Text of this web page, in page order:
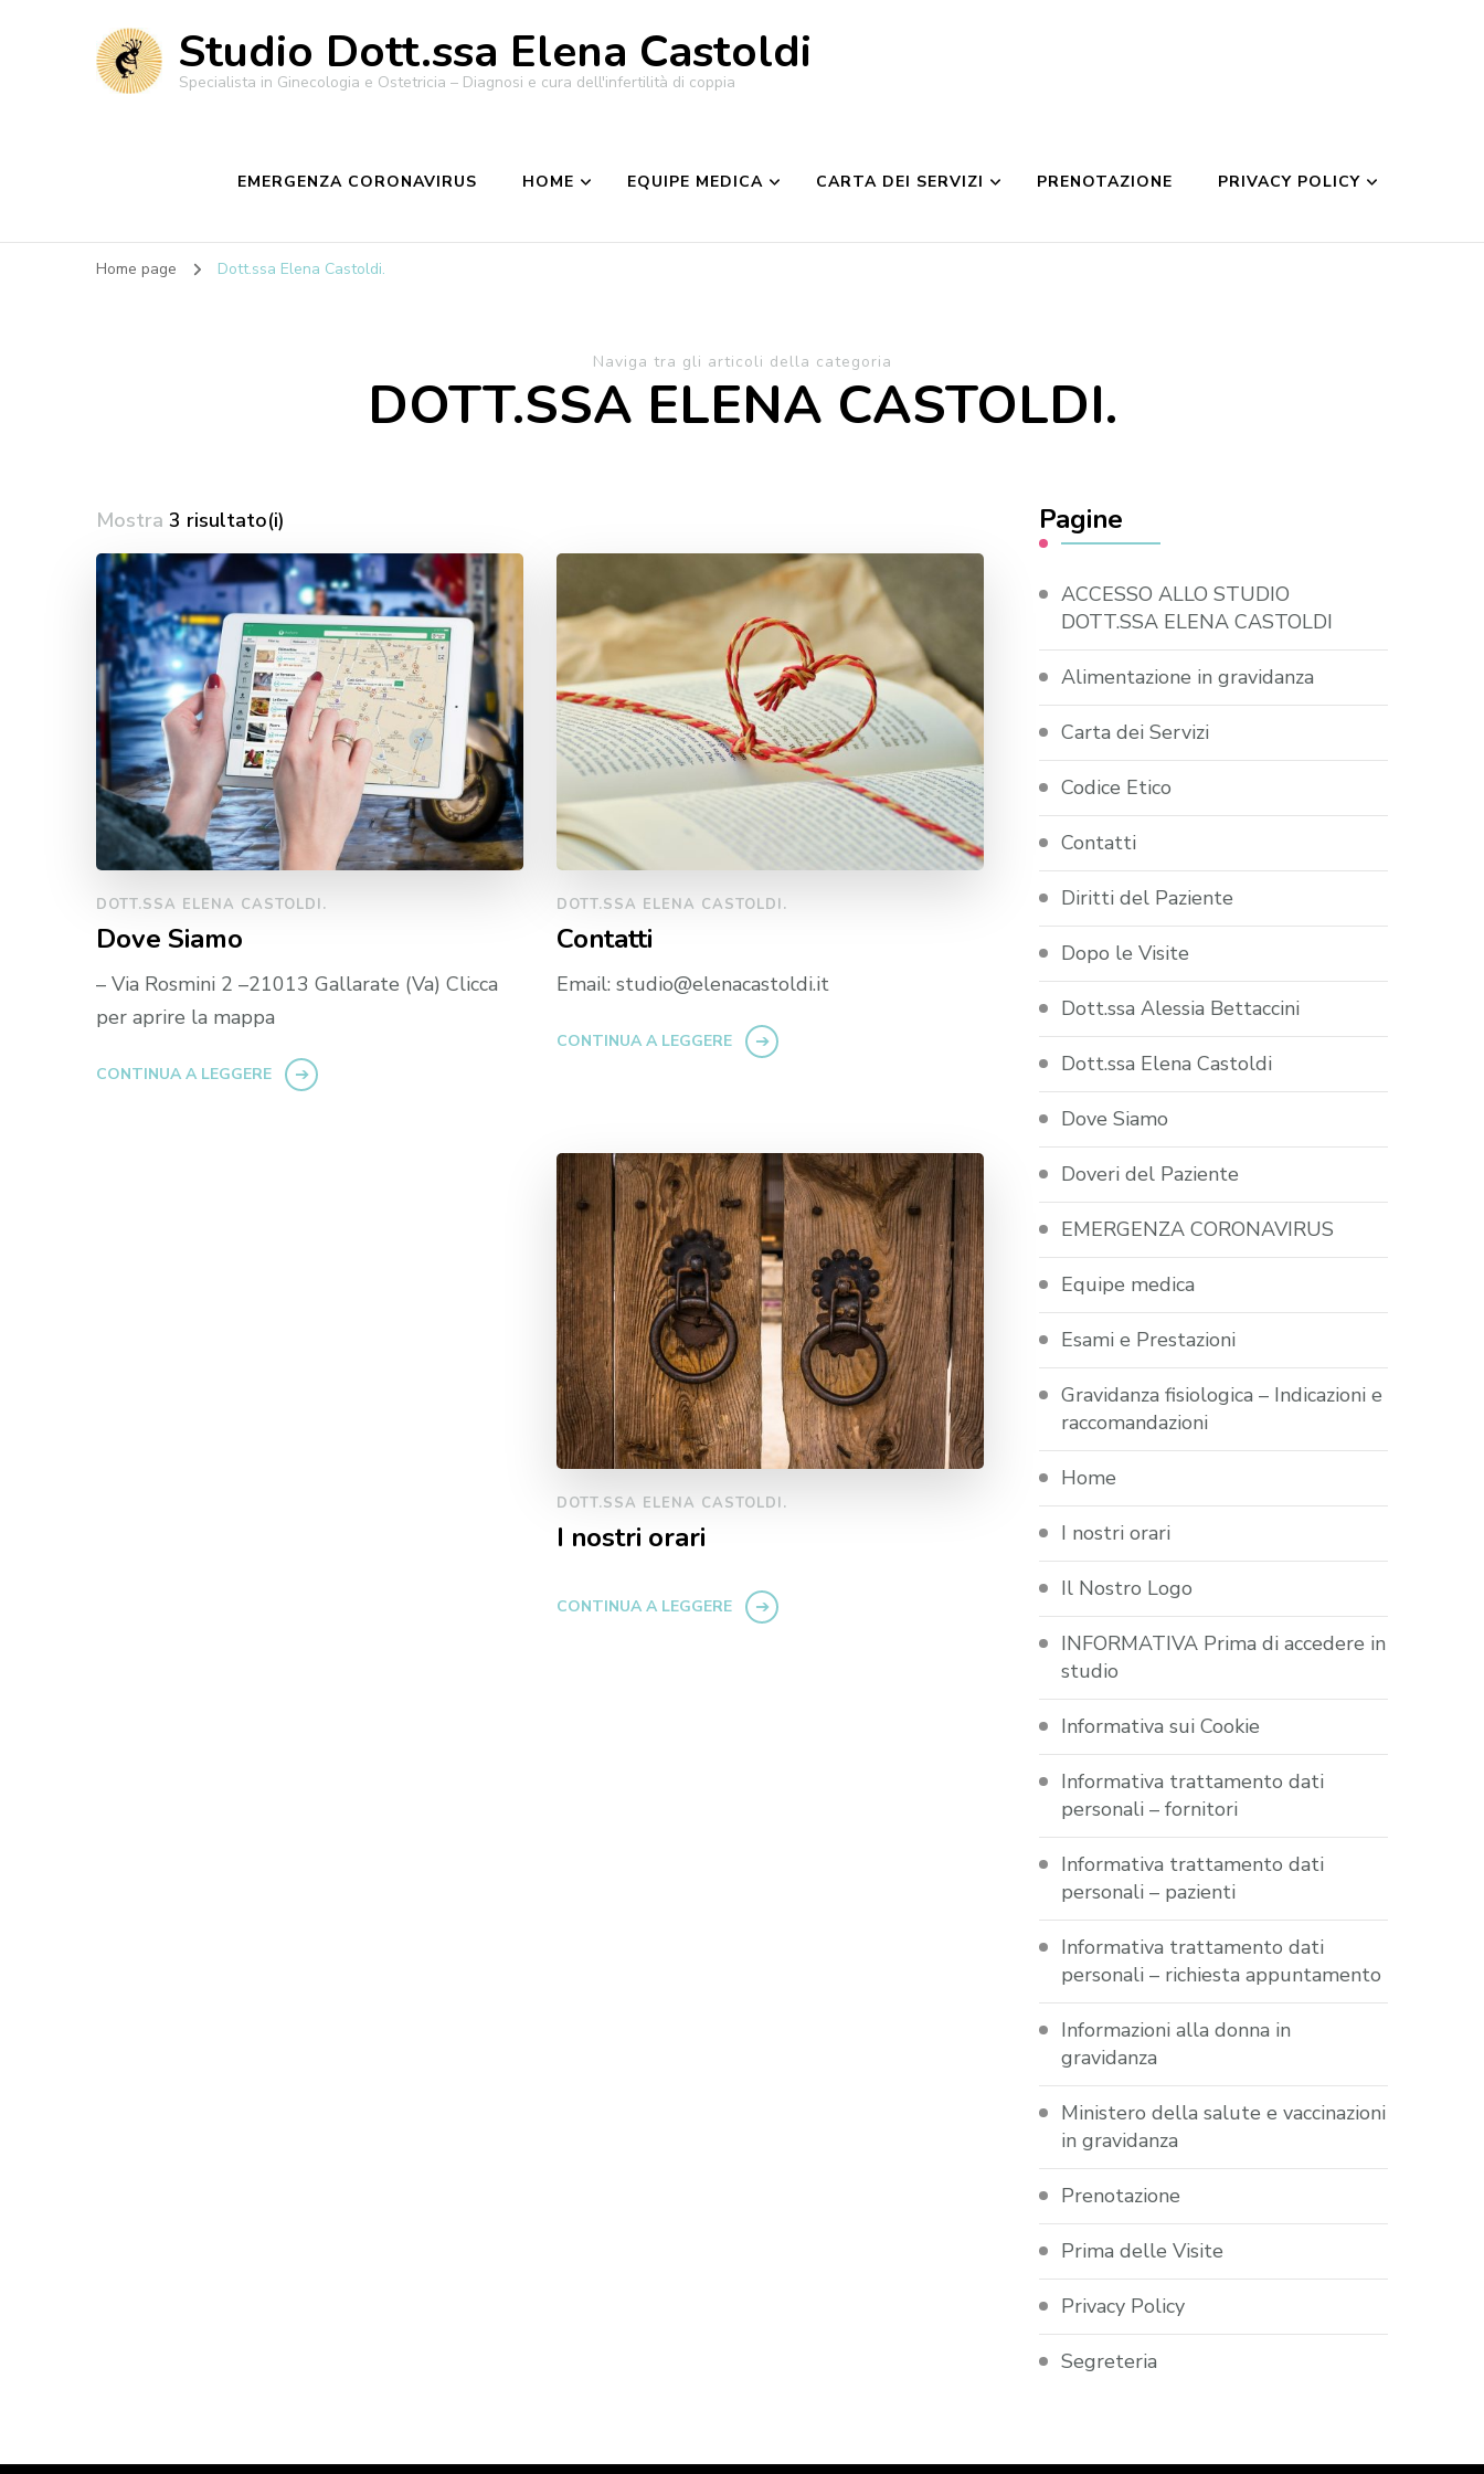
Studio Dott.ssa Elena Castoldi
Specialista in Ginecologia e Ostetricia – Diagnosi e cura dell'infertilità di coppia
EMERGENZA CORONAVIRUS HOME EQUIPE MEDICA CARTA DEI SERVIZI PRENOTAZIONE PRIVACY POLICY
Home page Dott.ssa Elena Castoldi.
Naviga tra gli articoli della categoria
DOTT.SSA ELENA CASTOLDI.
Mostra 3 risultato(i)
DOTT.SSA ELENA CASTOLDI.
Dove Siamo
– Via Rosmini 2 –21013 Gallarate (Va) Clicca
per aprire la mappa
CONTINUA A LEGGERE
DOTT.SSA ELENA CASTOLDI.
Contatti
Email: studio@elenacastoldi.it
CONTINUA A LEGGERE
DOTT.SSA ELENA CASTOLDI.
I nostri orari
CONTINUA A LEGGERE
Pagine
ACCESSO ALLO STUDIO
DOTT.SSA ELENA CASTOLDI
Alimentazione in gravidanza
Carta dei Servizi
Codice Etico
Contatti
Diritti del Paziente
Dopo le Visite
Dott.ssa Alessia Bettaccini
Dott.ssa Elena Castoldi
Dove Siamo
Doveri del Paziente
EMERGENZA CORONAVIRUS
Equipe medica
Esami e Prestazioni
Gravidanza fisiologica – Indicazioni e
raccomandazioni
Home
I nostri orari
Il Nostro Logo
INFORMATIVA Prima di accedere in
studio
Informativa sui Cookie
Informativa trattamento dati
personali – fornitori
Informativa trattamento dati
personali – pazienti
Informativa trattamento dati
personali – richiesta appuntamento
Informazioni alla donna in
gravidanza
Ministero della salute e vaccinazioni
in gravidanza
Prenotazione
Prima delle Visite
Privacy Policy
Segreteria